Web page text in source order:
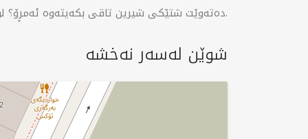
دەتەوێت شتێكی شیرین تاقی بكەیتەوە ئەمڕۆ؟ لومییل شوێنی گوناجاوە بۆ خۆشترین خواردنەوەو شیرینی.
شوێن لەسەر نەخشە